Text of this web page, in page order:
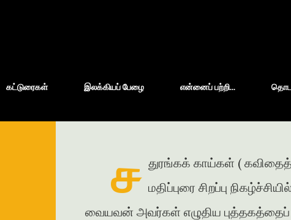
கட்டுரைகள் இலக்கியப் பேழை என்னைப் பற்றி...
ச துரங்கக் காய்கள் (
மதிப்புரை சிறப்பு
வையவன் அவர்கள் எழுதிய புத்தகத்தைப்